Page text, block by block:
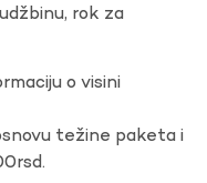
rok za
o visini
težine paketa i